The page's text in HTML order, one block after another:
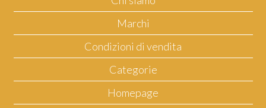
Marchi
Condizioni di vendita
Categorie
Homepage